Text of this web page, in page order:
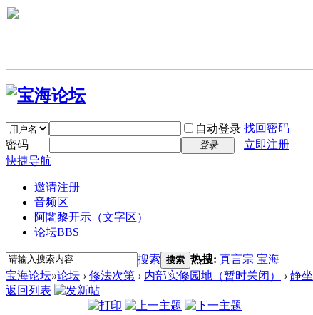
自动登录 找回密码
密码
登录
立即注册
快捷导航
邀请注册
音频区
阿闍黎开示（文字区）
论坛BBS
搜索 搜索 热搜: 真言宗 宝海
宝海论坛»论坛 › 修法次第 › 内部实修园地（暂时关闭） › 静坐
返回列表